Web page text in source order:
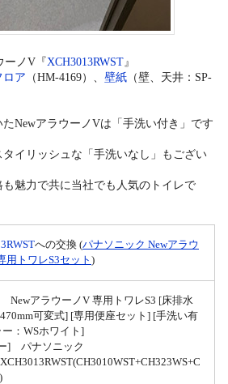
ーノV『XCH3013RWST 』
ロア （HM-4169）、 壁紙 （壁、天井：SP-
NewアラウーノVは「手洗い付き」です
イリッシュな「手洗いなし」もござい
魅力で共に当社でも人気のトイレで
への交換 (パナソニック Newアラウ
用トワレS3セット )
NewアラウーノV 専用トワレS3 [床排水
可変式] [専用便座セット] [手洗い有
ー：WSホワイト]
] パナソニック